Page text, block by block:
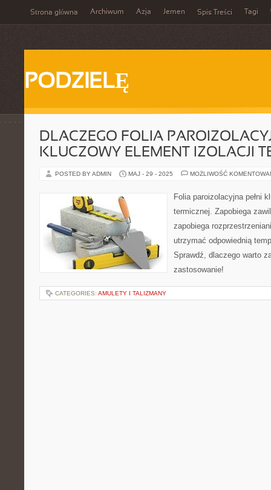
Strona główna Archiwum Azja Jemen Spis Treści Tagi
PODZIELĘ
DLACZEGO FOLIA
KLUCZOWY ELEMENT IZOLACJI
POSTED BY ADMIN MAJ - 29 - 2025 MOŻLIWOŚĆ
Folia paroizolacyjna pełni
termicznej. Zapobiega
zapobiega
utrzymać odpowiednią
Sprawdź, dlaczego warto
zastosowanie!
CATEGORIES: AMULETY I TALIZMANY